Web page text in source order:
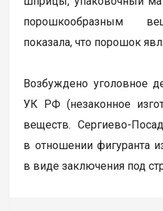
порошкообразным
показала, что порошок
Возбуждено уголовное
УК РФ (незаконное
веществ. Сергиево-
в отношении фигуранта
в виде заключения под